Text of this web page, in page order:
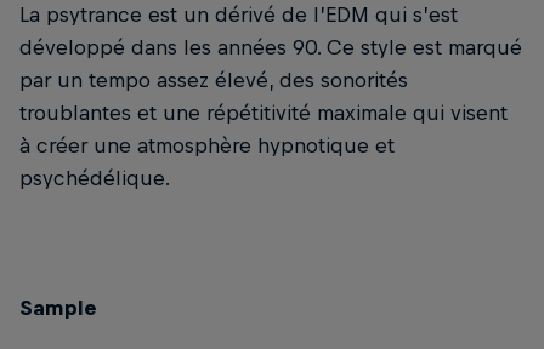
La psytrance est un dérivé de l’EDM qui s’est
développé dans les années 90. Ce style est marqué
par un tempo assez élevé, des sonorités
troublantes et une répétitivité maximale qui visent
à créer une atmosphère hypnotique et
psychédélique.
Sample